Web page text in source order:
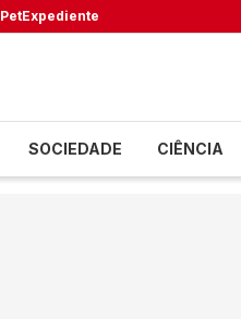
PetExpediente
SOCIEDADE CIÊNCIA